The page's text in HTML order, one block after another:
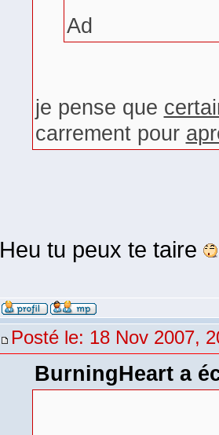
Ad
je pense que
carrement pour
Heu tu peux te taire
Posté le: 18 Nov 2007,
BurningHeart a